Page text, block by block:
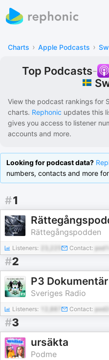
Charts › Apple Podcasts ›
Top Podcasts-
View the podcast rankings for
charts. Rephonic updates this
gives you access to listener
accounts and more.
Looking for podcast data?
numbers, contacts and more
#1
Rättegångspodden
Listeners: Contact:
#2
P3 Dokumentär
Sveriges Radio
Listeners: Contact:
#3
ursäkta
Podme